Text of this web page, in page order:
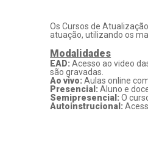
Os Cursos de
atuação, utilizando os
Modalidades
EAD:Acesso ao video
são gravadas.
Ao vivo: Aulas online
Presencial:Aluno e
Semipresencial:O
Autoinstrucional: